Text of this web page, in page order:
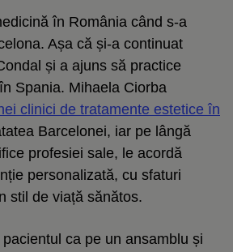
în România când s-a
Așa că și-a continuat
și a ajuns să practice
Spania. Mihaela Ciorba
clinici de tratamente estetice în
Barcelonei, iar pe lângă
profesiei sale, le acordă
personalizată, cu sfaturi
stil de viață sănătos.
ca pe un ansamblu și